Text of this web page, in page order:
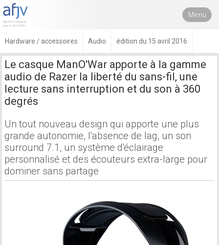
Menu
Hardware / accessoires Audio édition du 15 avril 2016
Le casque ManO'War apporte à la gamme
audio de Razer la liberté du sans-fil, une
lecture sans interruption et du son à 360
degrés
Un tout nouveau design qui apporte une plus
grande autonomie, l'absence de lag, un son
surround 7.1, un système d'éclairage
personnalisé et des écouteurs extra-large pour
dominer sans partage